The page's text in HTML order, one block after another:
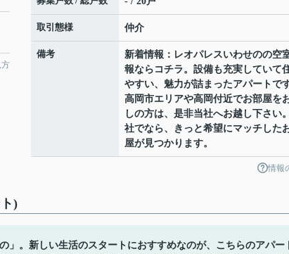
取引態様 仲介
備考
新着情報：レオパレスいわせのの空
報ならコチラ。設備も充実していて
やすい、魅力が詰まったアパートです
高岡市エリアや高岡付近でお部屋を
しの方は、是非当社へお越し下さい
社でなら、きっと希望にマッチした
屋が見つかります。
情報
)
」。新しい生活のスタートにおすすめなのが、こちらのアパー